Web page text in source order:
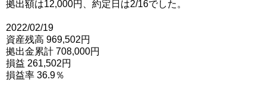
拠出額は12,000円、約定日は2/16でした。
2022/02/19
資産残高 969,502円
拠出金累計 708,000円
損益 261,502円
損益率 36.9％